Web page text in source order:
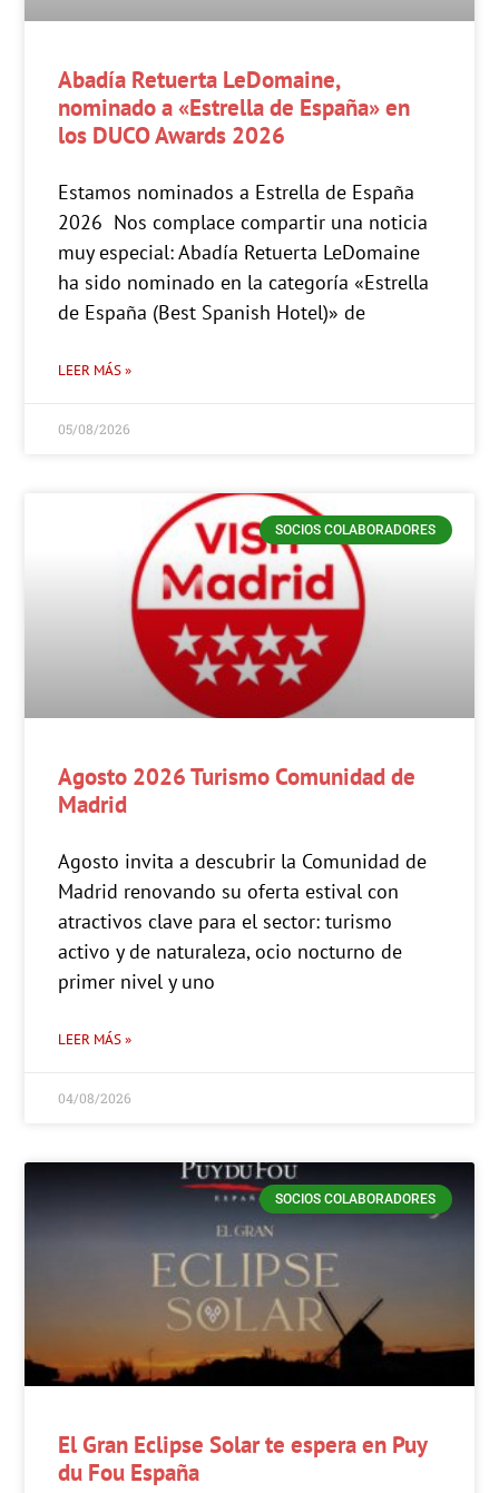
Abadía Retuerta LeDomaine,
nominado a «Estrella de España» en
los DUCO Awards 2026
Estamos nominados a Estrella de España
2026 Nos complace compartir una noticia
muy especial: Abadía Retuerta LeDomaine
ha sido nominado en la categoría «Estrella
de España (Best Spanish Hotel)» de
LEER MÁS »
05/08/2026
SOCIOS COLABORADORES
Agosto 2026 Turismo Comunidad de
Madrid
Agosto invita a descubrir la Comunidad de
Madrid renovando su oferta estival con
atractivos clave para el sector: turismo
activo y de naturaleza, ocio nocturno de
primer nivel y uno
LEER MÁS »
04/08/2026
SOCIOS COLABORADORES
El Gran Eclipse Solar te espera en Puy
du Fou España